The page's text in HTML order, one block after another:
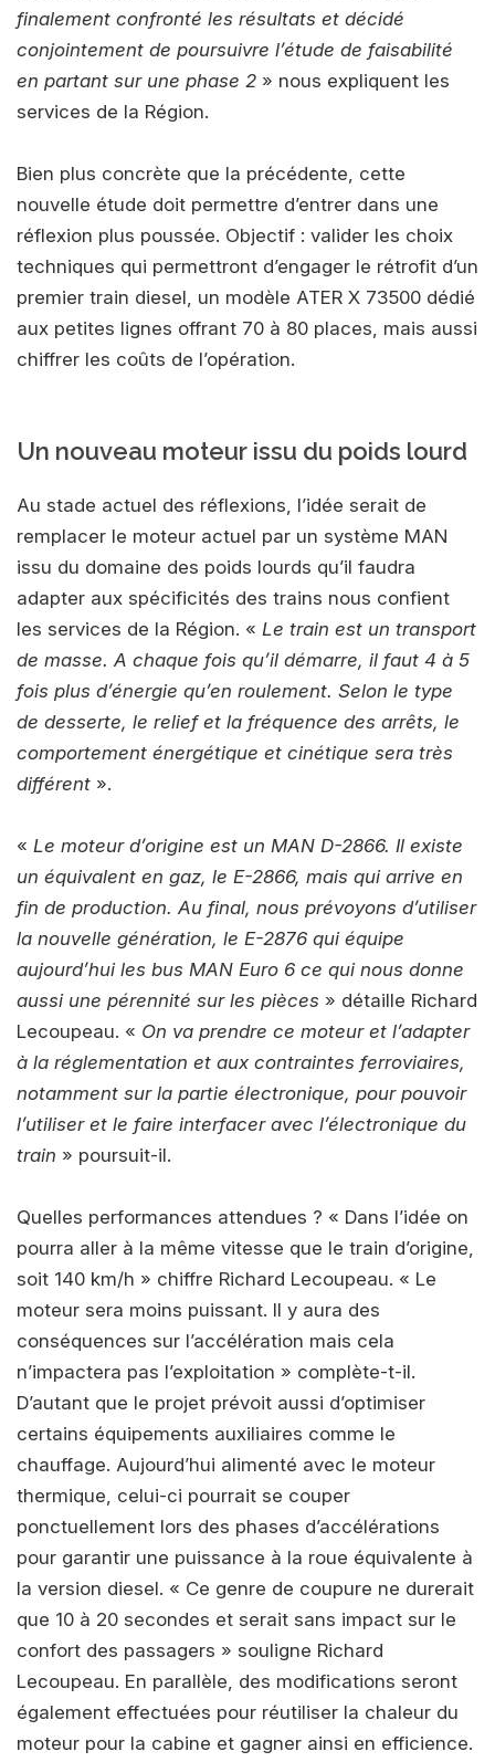
finalement confronté les résultats et décidé
conjointement de poursuivre l’étude de faisabilité
en partant sur une phase 2 » nous expliquent les
services de la Région.
Bien plus concrète que la précédente, cette
nouvelle étude doit permettre d’entrer dans une
réflexion plus poussée. Objectif : valider les choix
techniques qui permettront d’engager le rétrofit d’un
premier train diesel, un modèle ATER X 73500 dédié
aux petites lignes offrant 70 à 80 places, mais aussi
chiffrer les coûts de l’opération.
Un nouveau moteur issu du poids lourd
Au stade actuel des réflexions, l’idée serait de
remplacer le moteur actuel par un système MAN
issu du domaine des poids lourds qu’il faudra
adapter aux spécificités des trains nous confient
les services de la Région. « Le train est un transport
de masse. A chaque fois qu’il démarre, il faut 4 à 5
fois plus d’énergie qu’en roulement. Selon le type
de desserte, le relief et la fréquence des arrêts, le
comportement énergétique et cinétique sera très
différent ».
« Le moteur d’origine est un MAN D-2866. Il existe
un équivalent en gaz, le E-2866, mais qui arrive en
fin de production. Au final, nous prévoyons d’utiliser
la nouvelle génération, le E-2876 qui équipe
aujourd’hui les bus MAN Euro 6 ce qui nous donne
aussi une pérennité sur les pièces » détaille Richard
Lecoupeau. « On va prendre ce moteur et l’adapter
à la réglementation et aux contraintes ferroviaires,
notamment sur la partie électronique, pour pouvoir
l’utiliser et le faire interfacer avec l’électronique du
train » poursuit-il.
Quelles performances attendues ? « Dans l’idée on
pourra aller à la même vitesse que le train d’origine,
soit 140 km/h » chiffre Richard Lecoupeau. « Le
moteur sera moins puissant. Il y aura des
conséquences sur l’accélération mais cela
n’impactera pas l’exploitation » complète-t-il.
D’autant que le projet prévoit aussi d’optimiser
certains équipements auxiliaires comme le
chauffage. Aujourd’hui alimenté avec le moteur
thermique, celui-ci pourrait se couper
ponctuellement lors des phases d’accélérations
pour garantir une puissance à la roue équivalente à
la version diesel. « Ce genre de coupure ne durerait
que 10 à 20 secondes et serait sans impact sur le
confort des passagers » souligne Richard
Lecoupeau. En parallèle, des modifications seront
également effectuées pour réutiliser la chaleur du
moteur pour la cabine et gagner ainsi en efficience.